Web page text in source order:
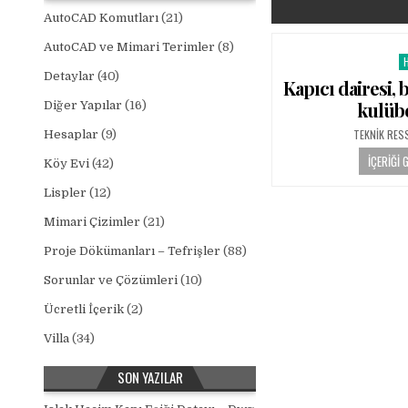
Kapıcı dairesi,
AUTHOR:
TEKNIK
İÇERIĞI
AutoCAD Komutları (21)
AutoCAD ve Mimari Terimler (8)
Detaylar (40)
Diğer Yapılar (16)
Hesaplar (9)
Köy Evi (42)
Lispler (12)
Mimari Çizimler (21)
Proje Dökümanları – Tefrişler (88)
Sorunlar ve Çözümleri (10)
Ücretli İçerik (2)
Villa (34)
SON YAZILAR